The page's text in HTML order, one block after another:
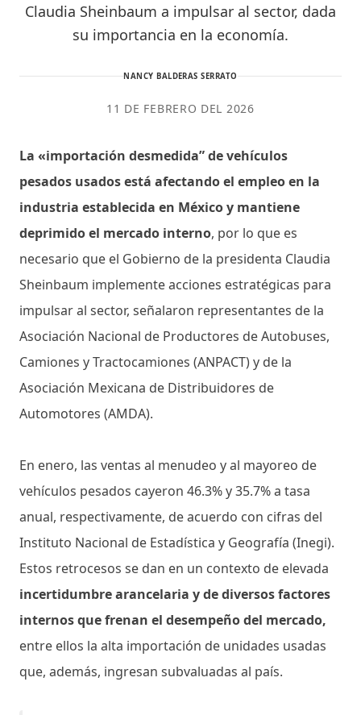
Claudia Sheinbaum a impulsar al sector, dada
su importancia en la economía.
NANCY BALDERAS SERRATO
11 DE FEBRERO DEL 2026
La «importación desmedida” de vehículos
pesados usados está afectando el empleo en la
industria establecida en México y mantiene
deprimido el mercado interno, por lo que es
necesario que el Gobierno de la presidenta Claudia
Sheinbaum implemente acciones estratégicas para
impulsar al sector, señalaron representantes de la
Asociación Nacional de Productores de Autobuses,
Camiones y Tractocamiones (ANPACT) y de la
Asociación Mexicana de Distribuidores de
Automotores (AMDA).
En enero, las ventas al menudeo y al mayoreo de
vehículos pesados cayeron 46.3% y 35.7% a tasa
anual, respectivamente, de acuerdo con cifras del
Instituto Nacional de Estadística y Geografía (Inegi).
Estos retrocesos se dan en un contexto de elevada
incertidumbre arancelaria y de diversos factores
internos que frenan el desempeño del mercado,
entre ellos la alta importación de unidades usadas
que, además, ingresan subvaluadas al país.